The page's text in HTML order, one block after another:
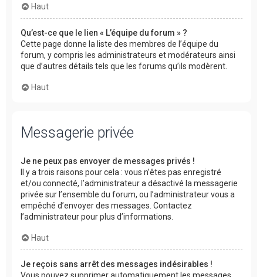
Haut
Qu’est-ce que le lien « L’équipe du forum » ?
Cette page donne la liste des membres de l’équipe du
forum, y compris les administrateurs et modérateurs ainsi
que d’autres détails tels que les forums qu’ils modèrent.
Haut
Messagerie privée
Je ne peux pas envoyer de messages privés !
Il y a trois raisons pour cela : vous n’êtes pas enregistré
et/ou connecté, l’administrateur a désactivé la messagerie
privée sur l’ensemble du forum, ou l’administrateur vous a
empêché d’envoyer des messages. Contactez
l’administrateur pour plus d’informations.
Haut
Je reçois sans arrêt des messages indésirables !